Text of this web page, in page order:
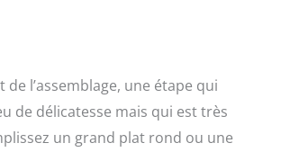
de l’assemblage, une étape qui
de délicatesse mais qui est très
un grand plat rond ou une